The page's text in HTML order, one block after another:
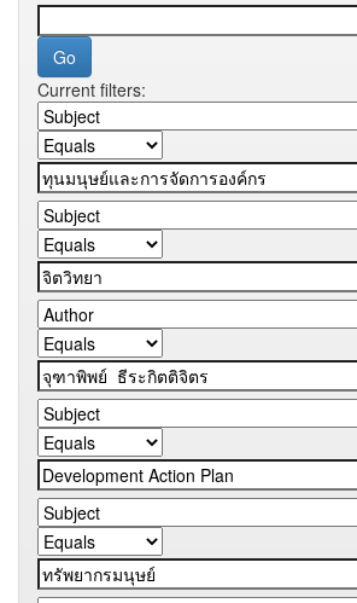
Current filters: